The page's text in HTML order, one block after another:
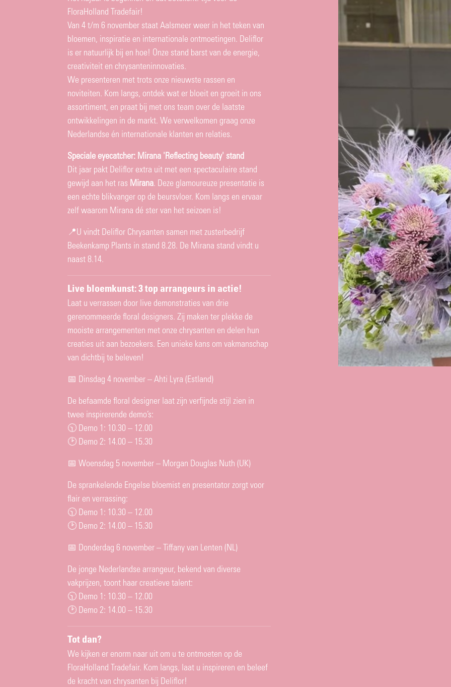
FloraHolland Tradefair!
Van 4 t/m 6 november staat Aalsmeer weer in het teken van
bloemen, inspiratie en internationale ontmoetingen. Deliflor
is er natuurlijk bij en hoe! Onze stand barst van de energie,
creativiteit en chrysanteninnovaties.
We presenteren met trots onze nieuwste rassen en
noviteiten. Kom langs, ontdek wat er bloeit en groeit in ons
assortiment, en praat bij met ons team over de laatste
ontwikkelingen in de markt. We verwelkomen graag onze
Nederlandse én internationale klanten en relaties.
Speciale eyecatcher: Mirana 'Reflecting beauty' stand
Dit jaar pakt Deliflor extra uit met een spectaculaire stand
gewijd aan het ras Mirana. Deze glamoureuze presentatie is
een echte blikvanger op de beursvloer. Kom langs en ervaar
zelf waarom Mirana dé ster van het seizoen is!
📍U vindt Deliflor Chrysanten samen met zusterbedrijf
Beekenkamp Plants in stand 8.28. De Mirana stand vindt u
naast 8.14.
Live bloemkunst: 3 top arrangeurs in actie!
Laat u verrassen door live demonstraties van drie
gerenommeerde floral designers. Zij maken ter plekke de
mooiste arrangementen met onze chrysanten en delen hun
creaties uit aan bezoekers. Een unieke kans om vakmanschap
van dichtbij te beleven!
📅 Dinsdag 4 november – Ahti Lyra (Estland)
De befaamde floral designer laat zijn verfijnde stijl zien in
twee inspirerende demo’s:
🕥 Demo 1: 10.30 – 12.00
🕑 Demo 2: 14.00 – 15.30
📅 Woensdag 5 november – Morgan Douglas Nuth (UK)
De sprankelende Engelse bloemist en presentator zorgt voor
flair en verrassing:
🕥 Demo 1: 10.30 – 12.00
🕑 Demo 2: 14.00 – 15.30
📅 Donderdag 6 november – Tiffany van Lenten (NL)
De jonge Nederlandse arrangeur, bekend van diverse
vakprijzen, toont haar creatieve talent:
🕥 Demo 1: 10.30 – 12.00
🕑 Demo 2: 14.00 – 15.30
Tot dan?
We kijken er enorm naar uit om u te ontmoeten op de
FloraHolland Tradefair. Kom langs, laat u inspireren en beleef
de kracht van chrysanten bij Deliflor!